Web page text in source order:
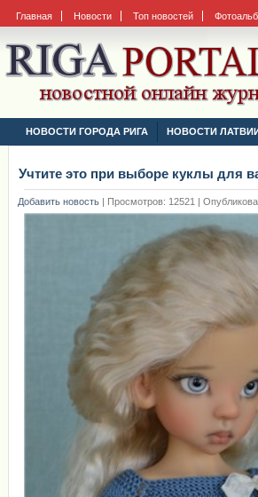
Главная Новости Топ новостей
НОВОСТИ ГОРОДА РИГА НОВОСТИ
Учтите это при выборе куклы для
Добавить новость | Просмотров: 12521 |